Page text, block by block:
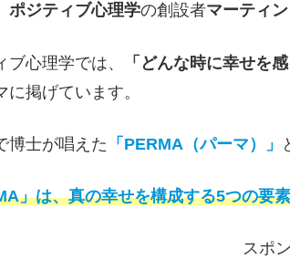
ポジティブ心理学の創設者マーティ
ブ心理学では、 「どんな時に幸せを感
に掲げています。
博士が唱えた 「PERMA（パーマ）」
」は、真の幸せを構成する5つの要
スポ